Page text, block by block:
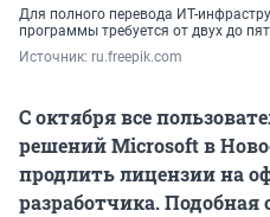
Для полного перевода ИТ-
программы требуется от двух до
Источник: ru.freepik.com
С октября все
решений Microsoft в
продлить лицензии на
разработчика.